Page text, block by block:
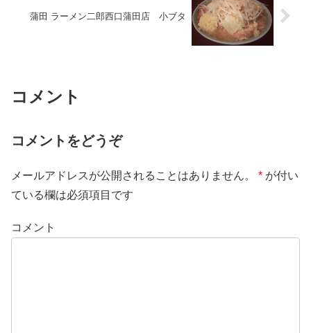
蒲田 ラーメン二郎西口蒲田店 小ブタ
コメント
コメントをどうぞ
メールアドレスが公開されることはありません。 * が付い
ている欄は必須項目です
コメント